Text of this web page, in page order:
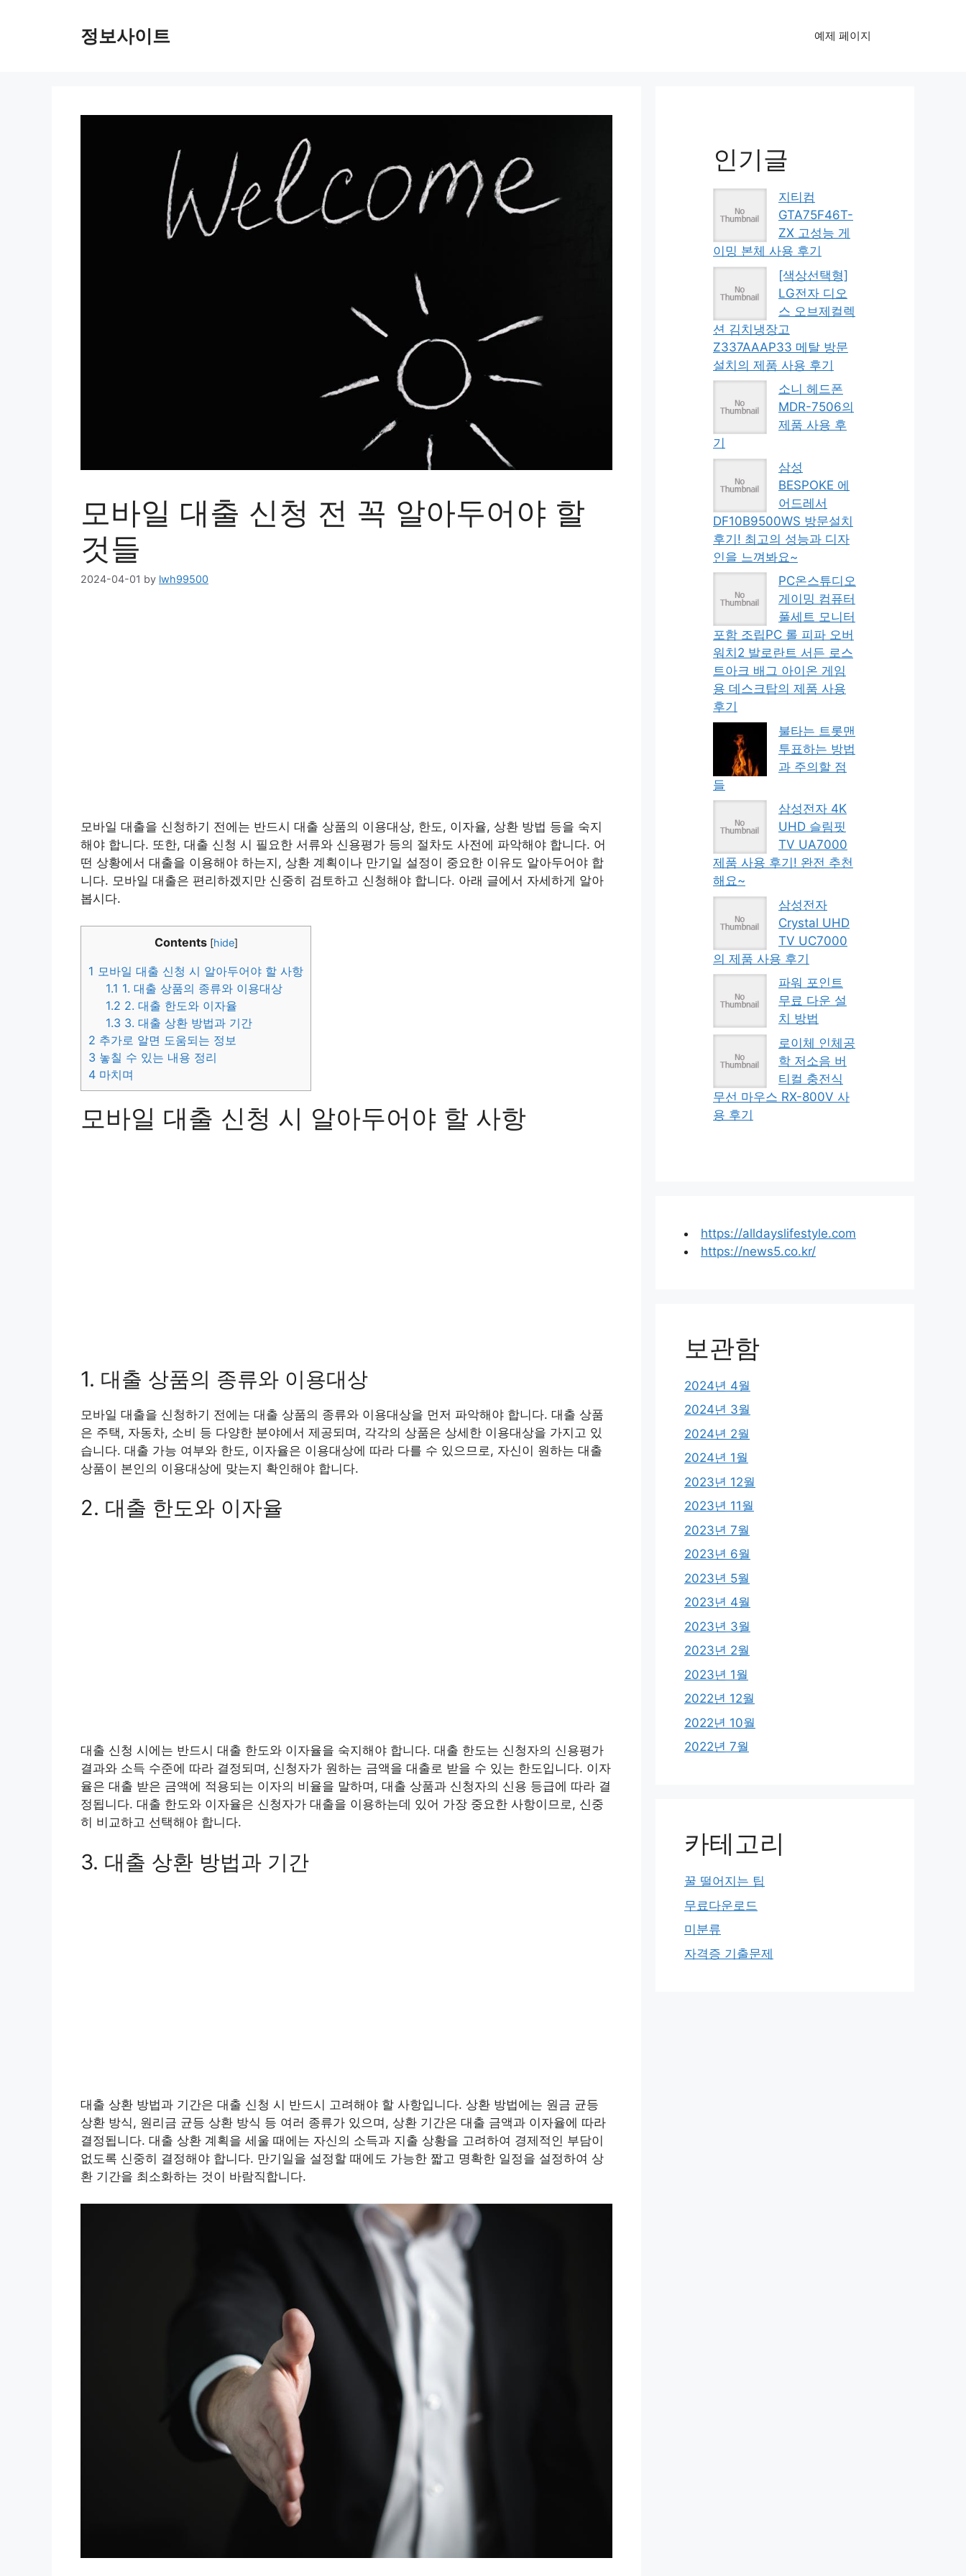
정보사이트 예제 페이지
모바일 대출 신청 전 꼭 알아두어야 할
것들
2024-04-01 by lwh99500
모바일 대출을 신청하기 전에는 반드시 대출 상품의 이용대상, 한도, 이자율, 상환 방법 등을 숙지
해야 합니다. 또한, 대출 신청 시 필요한 서류와 신용평가 등의 절차도 사전에 파악해야 합니다. 어
떤 상황에서 대출을 이용해야 하는지, 상환 계획이나 만기일 설정이 중요한 이유도 알아두어야 합
니다. 모바일 대출은 편리하겠지만 신중히 검토하고 신청해야 합니다. 아래 글에서 자세하게 알아
봅시다.
Contents [hide]
1 모바일 대출 신청 시 알아두어야 할 사항
1.1 1. 대출 상품의 종류와 이용대상
1.2 2. 대출 한도와 이자율
1.3 3. 대출 상환 방법과 기간
2 추가로 알면 도움되는 정보
3 놓칠 수 있는 내용 정리
4 마치며
모바일 대출 신청 시 알아두어야 할 사항
1. 대출 상품의 종류와 이용대상
모바일 대출을 신청하기 전에는 대출 상품의 종류와 이용대상을 먼저 파악해야 합니다. 대출 상품
은 주택, 자동차, 소비 등 다양한 분야에서 제공되며, 각각의 상품은 상세한 이용대상을 가지고 있
습니다. 대출 가능 여부와 한도, 이자율은 이용대상에 따라 다를 수 있으므로, 자신이 원하는 대출
상품이 본인의 이용대상에 맞는지 확인해야 합니다.
2. 대출 한도와 이자율
대출 신청 시에는 반드시 대출 한도와 이자율을 숙지해야 합니다. 대출 한도는 신청자의 신용평가
결과와 소득 수준에 따라 결정되며, 신청자가 원하는 금액을 대출로 받을 수 있는 한도입니다. 이자
율은 대출 받은 금액에 적용되는 이자의 비율을 말하며, 대출 상품과 신청자의 신용 등급에 따라 결
정됩니다. 대출 한도와 이자율은 신청자가 대출을 이용하는데 있어 가장 중요한 사항이므로, 신중
히 비교하고 선택해야 합니다.
3. 대출 상환 방법과 기간
대출 상환 방법과 기간은 대출 신청 시 반드시 고려해야 할 사항입니다. 상환 방법에는 원금 균등
상환 방식, 원리금 균등 상환 방식 등 여러 종류가 있으며, 상환 기간은 대출 금액과 이자율에 따라
결정됩니다. 대출 상환 계획을 세울 때에는 자신의 소득과 지출 상황을 고려하여 경제적인 부담이
없도록 신중히 결정해야 합니다. 만기일을 설정할 때에도 가능한 짧고 명확한 일정을 설정하여 상
환 기간을 최소화하는 것이 바람직합니다.
인기글
지티컴
GTA75F46T-
ZX 고성능 게
이밍 본체 사용 후기
[색상선택형]
LG전자 디오
스 오브제컬렉
션 김치냉장고
Z337AAAP33 메탈 방문
설치의 제품 사용 후기
소니 헤드폰
MDR-7506의
제품 사용 후
기
삼성
BESPOKE 에
어드레서
DF10B9500WS 방문설치
후기! 최고의 성능과 디자
인을 느껴봐요~
PC온스튜디오
게이밍 컴퓨터
풀세트 모니터
포함 조립PC 롤 피파 오버
워치2 발로란트 서든 로스
트아크 배그 아이온 게임
용 데스크탑의 제품 사용
후기
불타는 트롯맨
투표하는 방법
과 주의할 점
들
삼성전자 4K
UHD 슬림핏
TV UA7000
제품 사용 후기! 완전 추천
해요~
삼성전자
Crystal UHD
TV UC7000
의 제품 사용 후기
파워 포인트
무료 다운 설
치 방법
로이체 인체공
학 저소음 버
티컬 충전식
무선 마우스 RX-800V 사
용 후기
https://alldayslifestyle.com
https://news5.co.kr/
보관함
2024년 4월
2024년 3월
2024년 2월
2024년 1월
2023년 12월
2023년 11월
2023년 7월
2023년 6월
2023년 5월
2023년 4월
2023년 3월
2023년 2월
2023년 1월
2022년 12월
2022년 10월
2022년 7월
카테고리
꿀 떨어지는 팁
무료다운로드
미분류
자격증 기출문제